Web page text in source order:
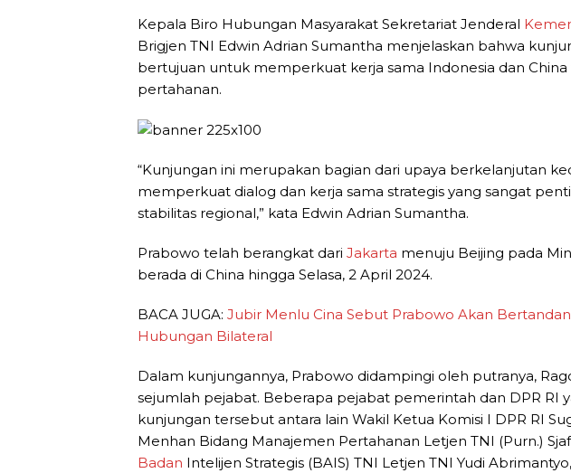
Kepala Biro Hubungan Masyarakat Sekretariat Jenderal
Brigjen TNI Edwin Adrian Sumantha menjelaskan bahwa
bertujuan untuk memperkuat kerja sama Indonesia dan
pertahanan.
“Kunjungan ini merupakan bagian dari upaya berkelanjutan
memperkuat dialog dan kerja sama strategis yang sangat
stabilitas regional,” kata Edwin Adrian Sumantha.
Prabowo telah berangkat dari Jakarta menuju Beijing pada
berada di China hingga Selasa, 2 April 2024.
BACA JUGA: Jubir Menlu Cina Sebut Prabowo Akan
Hubungan Bilateral
Dalam kunjungannya, Prabowo didampingi oleh putranya,
sejumlah pejabat. Beberapa pejabat pemerintah dan DPR RI
kunjungan tersebut antara lain Wakil Ketua Komisi I DPR RI
Menhan Bidang Manajemen Pertahanan Letjen TNI (Purn.)
Badan Intelijen Strategis (BAIS) TNI Letjen TNI Yudi